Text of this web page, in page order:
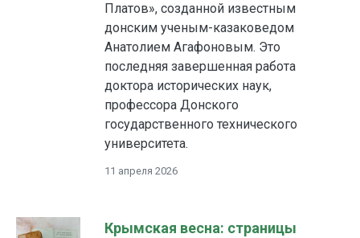
Платов», созданной известным
донским ученым-казаковедом
Анатолием Агафоновым. Это
последняя завершенная работа
доктора исторических наук,
профессора Донского
государственного технического
университета.
11 апреля 2026
Крымская весна: страницы